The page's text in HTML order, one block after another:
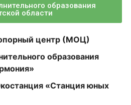
образования
области
центр (МОЦ)
образования
«Станция юных